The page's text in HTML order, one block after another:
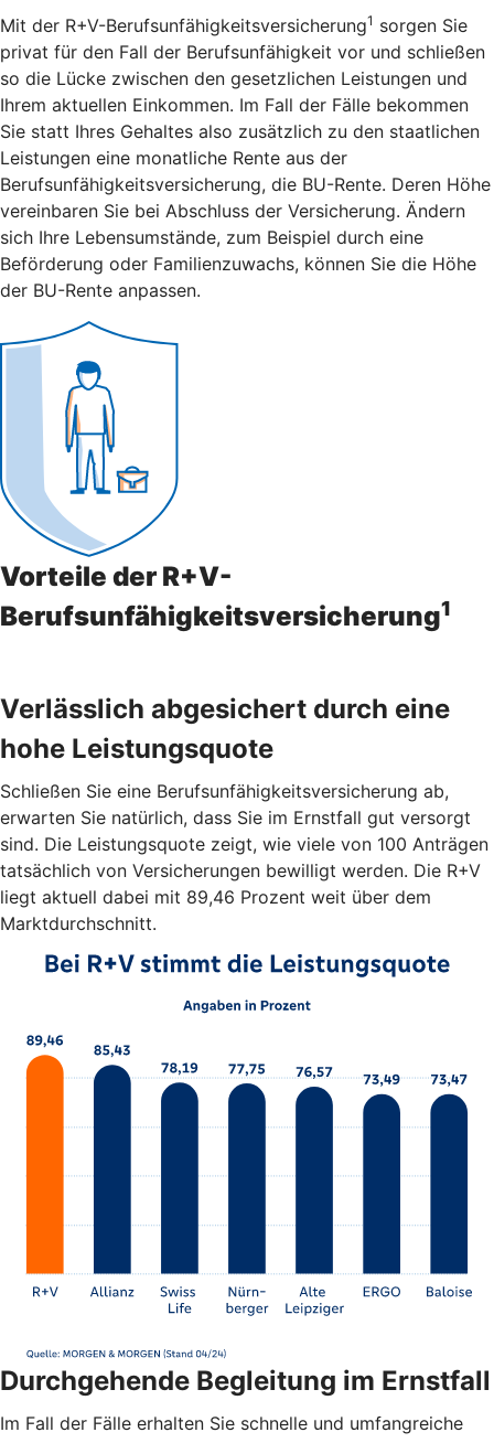
Mit der R+V-Berufsunfähigkeitsversicherung1 sorgen Sie
privat für den Fall der Berufsunfähigkeit vor und schließen
so die Lücke zwischen den gesetzlichen Leistungen und
Ihrem aktuellen Einkommen. Im Fall der Fälle bekommen
Sie statt Ihres Gehaltes also zusätzlich zu den staatlichen
Leistungen eine monatliche Rente aus der
Berufsunfähigkeitsversicherung, die BU-Rente. Deren Höhe
vereinbaren Sie bei Abschluss der Versicherung. Ändern
sich Ihre Lebensumstände, zum Beispiel durch eine
Beförderung oder Familienzuwachs, können Sie die Höhe
der BU-Rente anpassen.
Vorteile der R+V-
Berufsunfähigkeitsversicherung1
Verlässlich abgesichert durch eine
hohe Leistungsquote
Schließen Sie eine Berufsunfähigkeitsversicherung ab,
erwarten Sie natürlich, dass Sie im Ernstfall gut versorgt
sind. Die Leistungsquote zeigt, wie viele von 100 Anträgen
tatsächlich von Versicherungen bewilligt werden. Die R+V
liegt aktuell dabei mit 89,46 Prozent weit über dem
Marktdurchschnitt.
Durchgehende Begleitung im Ernstfall
Im Fall der Fälle erhalten Sie schnelle und umfangreiche